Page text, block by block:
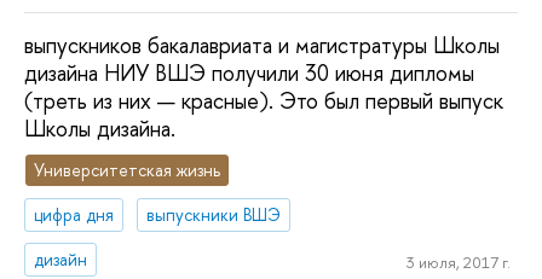
выпускников бакалавриата и магистратуры Школы
дизайна НИУ ВШЭ получили 30 июня дипломы
(треть из них — красные). Это был первый выпуск
Школы дизайна.
Университетская жизнь
цифра дня
выпускники ВШЭ
дизайн
3 июля, 2017 г.